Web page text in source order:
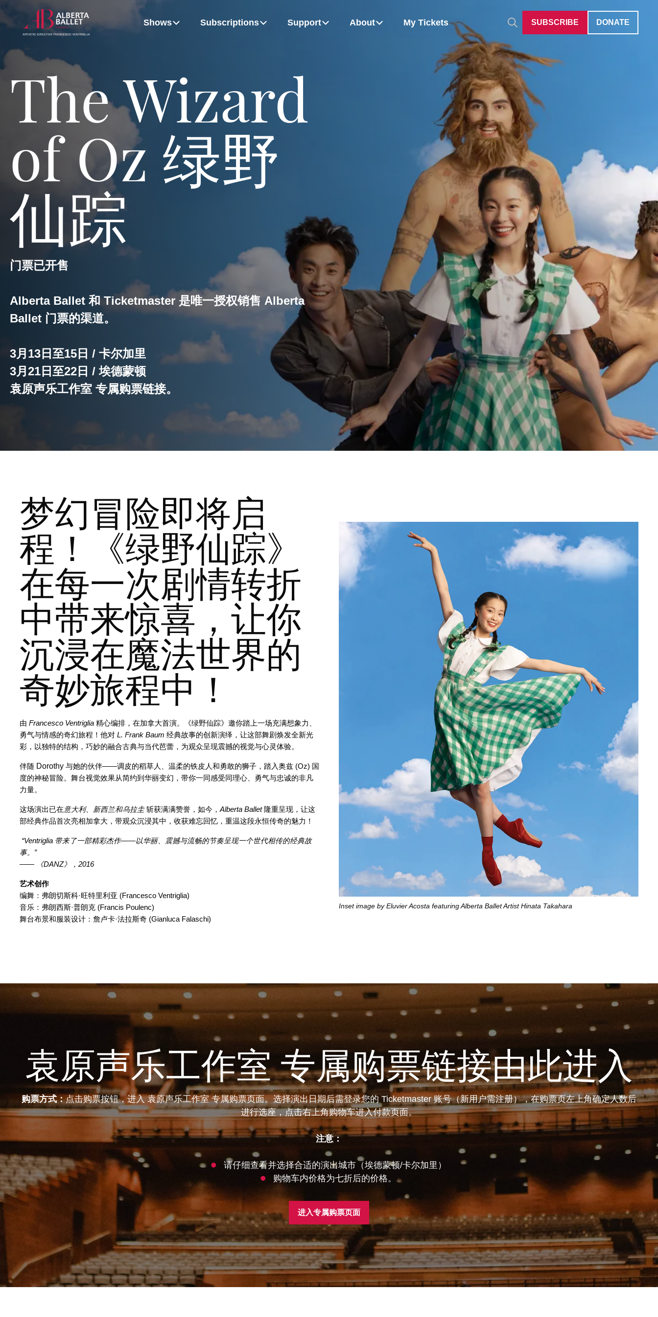
Shows
Upcoming shows
Artist: Luna Sasaki
2026
September
BUY
TICKETS
LEARN MORE
Artist: Aaron Anker
2026
October
o
b
BUY
LEARN MORE
Artist: Aaron Anker
2026
December
BUY
TICKETS
LEARN MORE
Artist: Jolie Rose Lombardo
2027
February
BUY
TICKETS
LEARN MORE
Artists: Yaroslav Khudych, Alexandra Anker-Hughes and Patrice Bertrand
April
BUY
TICKETS
LEARN MORE
Artists: Rémy Gray and Bel Johnson-Darby
2027
May
BUY
TICKETS
LEARN MORE
Subscriptions
40 Under 40
Support
Give Differently
About
Who We Are Dancers Auditions
My Tickets SUBSCRIBE DONATE
The Wizard
of Oz 绿野
仙踪
门票已开售
Alberta Ballet 和 Ticketmaster 是唯一授权销售 Alberta
Ballet 门票的渠道。
3月13日至15日 / 卡尔加里
3月21日至22日 / 埃德蒙顿
袁原声乐工作室 专属购票链接。
梦幻冒险即将启
程！《绿野仙踪》
在每一次剧情转折
中带来惊喜，让你
沉浸在魔法世界的
奇妙旅程中！
由 Francesco Ventriglia 精心编排，在加拿大首演。《绿野仙踪》邀你踏上一场充满想象力、
勇气与情感的奇幻旅程！他对 L. Frank Baum 经典故事的创新演绎，让这部舞剧焕发全新光
彩，以独特的结构，巧妙的融合古典与当代芭蕾，为观众呈现震撼的视觉与心灵体验。
伴随 Dorothy 与她的伙伴——调皮的稻草人、温柔的铁皮人和勇敢的狮子，踏入奥兹 (Oz) 国
度的神秘冒险。舞台视觉效果从简约到华丽变幻，带你一同感受同理心、勇气与忠诚的非凡
力量。
这场演出已在意大利、新西兰和乌拉圭 斩获满满赞誉，如今，Alberta Ballet 隆重呈现，让这
部经典作品首次亮相加拿大，带观众沉浸其中，收获难忘回忆，重温这段永恒传奇的魅力！
“Ventriglia 带来了一部精彩杰作——以华丽、震撼与流畅的节奏呈现一个世代相传的经典故
事。”
——
《DANZ》，2016
艺术创作
编舞：弗朗切斯科·旺特里利亚 (Francesco Ventriglia)
音乐：弗朗西斯·普朗克 (Francis Poulenc)
舞台布景和服装设计：詹卢卡·法拉斯奇 (Gianluca Falaschi)
Inset image by Eluvier Acosta featuring Alberta Ballet Artist Hinata Takahara
袁原声乐工作室 专属购票链接由此进入
购票方式：点击购票按钮，进入 袁原声乐工作室 专属购票页面。选择演出日期后需登录您的 Ticketmaster 账号（新用户需注册），在购票页左上角确定人数后
进行选座，点击右上角购物车进入付款页面。
注意：
请仔细查看并选择合适的演出城市（埃德蒙顿/卡尔加里）
购物车内价格为七折后的价格。
进入专属购票页面